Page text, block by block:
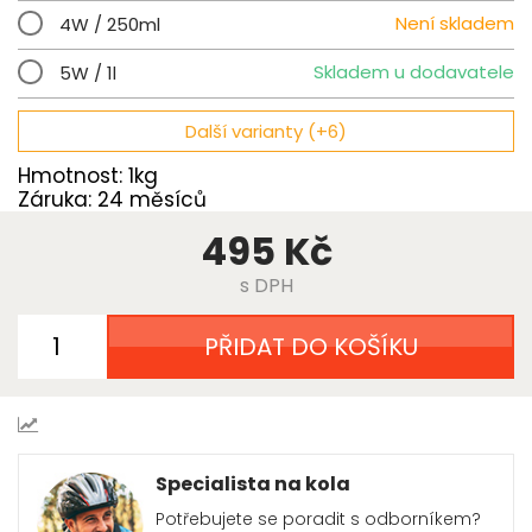
4W / 250ml
Není skladem
5W / 1l
Skladem u dodavatele
Další varianty (+6)
Hmotnost: 1kg
Záruka: 24 měsíců
495 Kč
s DPH
PŘIDAT DO KOŠÍKU
Specialista na kola
Potřebujete se poradit s odborníkem?